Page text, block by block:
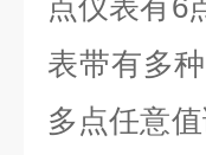
点仪表有6
表带有多
多点任意